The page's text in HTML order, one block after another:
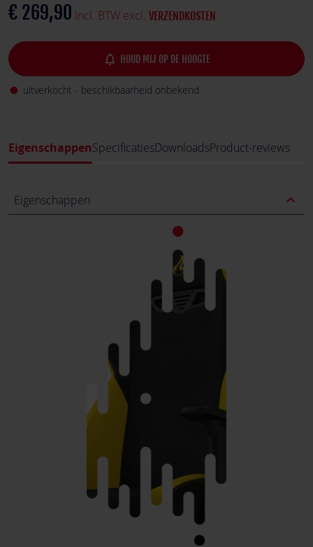
€ 269,90 incl. BTW excl. VERZENDKOSTEN
notifications_none HOUD MIJ OP DE HOOGTE
fiber_manual_record uitverkocht - beschikbaarheid onbekend
EigenschappenSpecificatiesDownloadsProduct-reviews
Eigenschappen expand_less